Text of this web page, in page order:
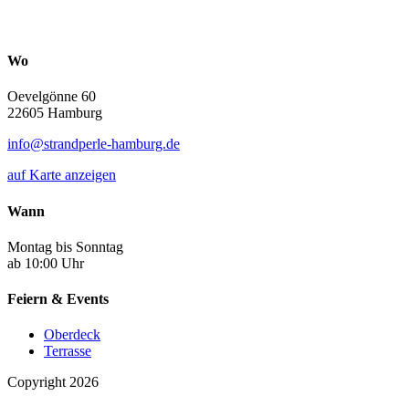
Wo
Oevelgönne 60
22605 Hamburg
info@strandperle-hamburg.de
auf Karte anzeigen
Wann
Montag bis Sonntag
ab 10:00 Uhr
Feiern & Events
Oberdeck
Terrasse
Copyright 2026